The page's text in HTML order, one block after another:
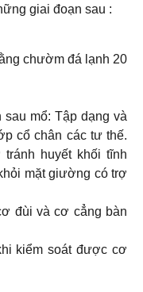
giai đoạn sau :
chườm đá lạnh 20
mổ: Tập dạng và
cổ chân các tư thế.
huyết khối tĩnh
mặt giường có trợ
đùi và cơ cẳng bàn
kiểm soát được cơ